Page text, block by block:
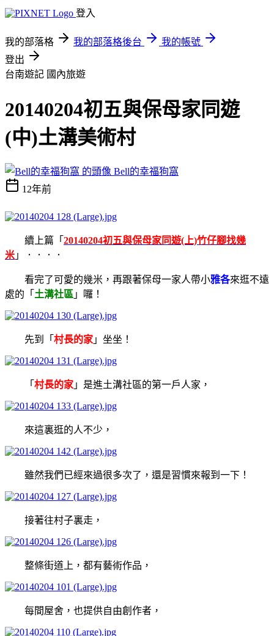
登入
我的部落格 我的部落格後台
我的帳號
登出
台南遊記 國內旅遊
20140204初五與保母家同遊
(中)土溝美術村
Bell的幸福狗窩
12年前
續上篇「 20140204初五與保母家同遊(上)竹仔腳找幾
米 」．．．．
看完了可愛的幾米，再跟著保母一家人帶小雅各來逛不遠
處的「 土溝社區 」囉！
先到「 村長的家 」坐坐！
「 村長的家 」是進土溝社區的第一戶人家，
來這裏逛的人不少，
雖然我們已經來過很多次了，還是習慣來報到一下！
接著往村子裏走，
整條街道上，都有藝術作品，
每間屋舍，也提供自由創作者，